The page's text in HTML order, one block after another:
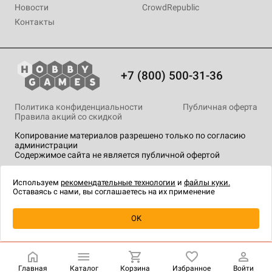
Купить
Новости
Контакты
CrowdRepublic
+7 (800) 500-31-36
Копирование материалов разрешено только по согласию
администрации
Содержимое сайта не является публичной офертой
Политика конфиденциальности
Публичная оферта
Правила акций со скидкой
технологии.
Главная Каталог Корзина Избранное Войти
Используем рекомендательные технологии и файлы куки.
Оставаясь с нами, вы соглашаетесь на их применение
OK